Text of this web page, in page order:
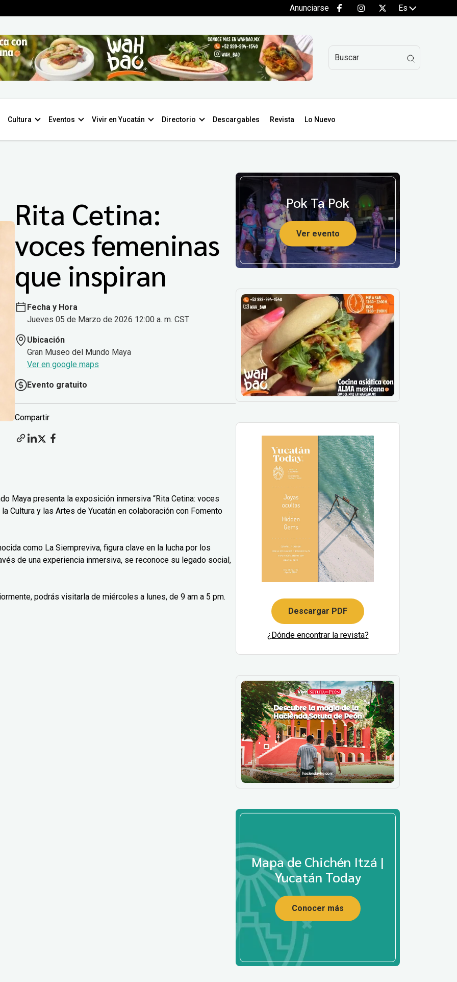
Anunciarse Es
Cultura Eventos Vivir en Yucatán Directorio Descargables Revista Lo Nuevo
Rita Cetina:
voces femeninas
que inspiran
Fecha y Hora
Jueves 05 de Marzo de 2026 12:00 a. m. CST
Ubicación
Gran Museo del Mundo Maya
Ver en google maps
Evento gratuito
Compartir
Maya presenta la exposición inmersiva “Rita Cetina: voces
Cultura y las Artes de Yucatán en colaboración con Fomento
como La Siempreviva, figura clave en la lucha por los
de una experiencia inmersiva, se reconoce su legado social,
podrás visitarla de miércoles a lunes, de 9 am a 5 pm.
Pok Ta Pok
Ver evento
Descargar PDF
¿Dónde encontrar la revista?
Mapa de Chichén Itzá |
Yucatán Today
Conocer más